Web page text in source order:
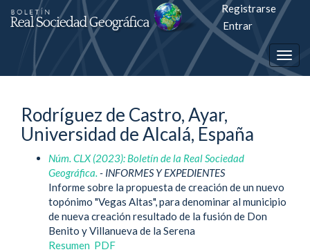
Salto
rápiso
a
página
contenido
Navegación
principal
Contenido
principal
Registrarse
Entrar
Rodríguez de Castro, Ayar,
Universidad de Alcalá, España
Núm. CLX (2023): Boletín de la Real Sociedad
Geográfica. - INFORMES Y EXPEDIENTES
Informe sobre la propuesta de creación de un nuevo
topónimo "Vegas Altas", para denominar al municipio
de nueva creación resultado de la fusión de Don
Benito y Villanueva de la Serena
Resumen PDF